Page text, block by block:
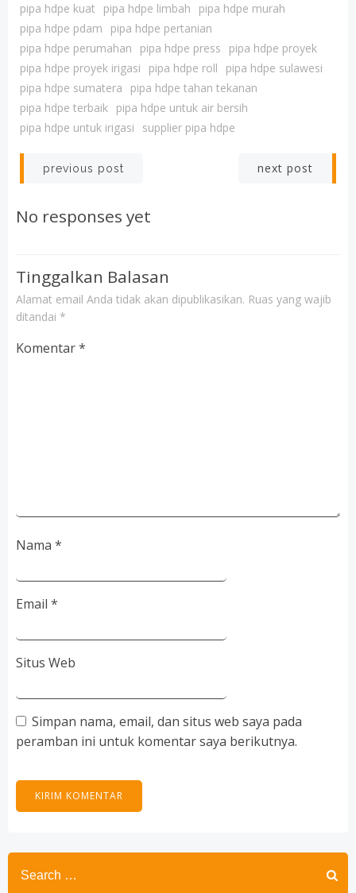
pipa hdpe kuat pipa hdpe limbah
pipa hdpe murah
pipa hdpe pdam
pipa hdpe pertanian
pipa hdpe perumahan
pipa hdpe press
pipa hdpe proyek
pipa hdpe proyek irigasi
pipa hdpe roll
pipa hdpe sulawesi
pipa hdpe sumatera
pipa hdpe tahan tekanan
pipa hdpe terbaik pipa hdpe untuk air bersih
pipa hdpe untuk irigasi
supplier pipa hdpe
Post
navigation
previous post next post
No responses yet
Tinggalkan Balasan
Alamat email Anda tidak akan dipublikasikan. Ruas yang wajib
ditandai *
Komentar*
Nama *
Email *
Situs Web
Simpan nama, email, dan situs web saya pada
peramban ini untuk komentar saya berikutnya.
Search
for: